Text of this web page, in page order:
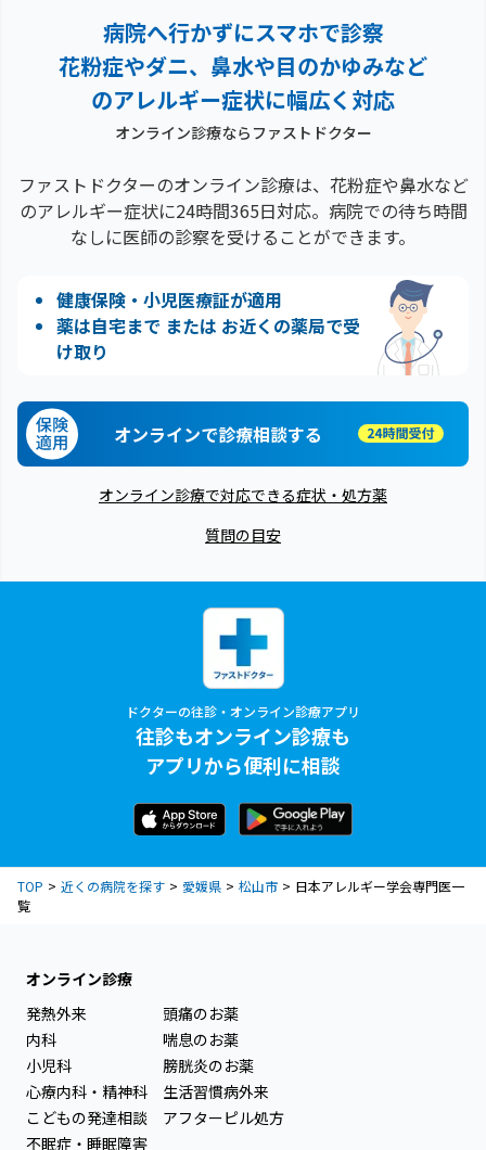
病院へ行かずにスマホで診察
花粉症やダニ、鼻水や目のかゆみなど
のアレルギー症状に幅広く対応
オンライン診療ならファストドクター
ファストドクターのオンライン診療は、花粉症や鼻水など
のアレルギー症状に24時間365日対応。病院での待ち時間
なしに医師の診察を受けることができます。
健康保険・小児医療証が適用
薬は自宅まで または お近くの薬局で受
け取り
オンラインで診療相談する
オンライン診療で対応できる症状・処方薬
質問の目安
ドクターの往診・オンライン診療アプリ
往診もオンライン診療も
アプリから便利に相談
TOP 近くの病院を探す 愛媛県 松山市
日本アレルギー学会専門医一
覧
オンライン診療
発熱外来
内科
小児科
心療内科・精神科
こどもの発達相談
不眠症・睡眠障害
頭痛のお薬
喘息のお薬
膀胱炎のお薬
生活習慣病外来
アフターピル処方